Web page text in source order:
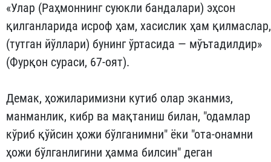
«Улар (Раҳмоннинг суюкли бандалари) эҳсон
қилганларида исроф ҳам, хасислик ҳам қилмаслар,
(тутган йўллари) бунинг ўртасида — мўътадилдир»
(Фурқон сураси, 67-оят).
Демак, ҳожиларимизни кутиб олар эканмиз,
манманлик, кибр ва мақтаниш билан, "одамлар
кўриб қўйсин ҳожи бўлганимни" ёки "ота-онамни
ҳожи бўлганлигини ҳамма билсин" деган